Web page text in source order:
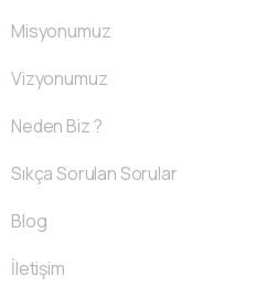
Misyonumuz
Vizyonumuz
Neden Biz ?
Sıkça Sorulan Sorular
Blog
İletişim